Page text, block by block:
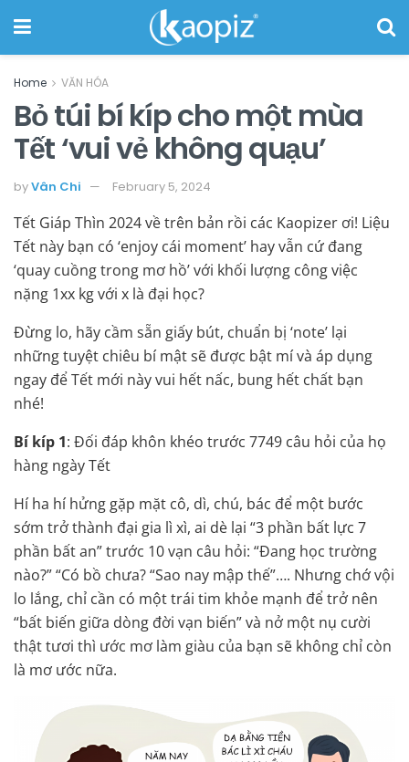
Home VĂN HÓA
Bỏ túi bí kíp cho một mùa
Tết ‘vui vẻ không quạu’
byVân Chi February 5, 2024
Tết Giáp Thìn 2024 về trên bản rồi các Kaopizer ơi! Liệu
Tết này bạn có ‘enjoy cái moment’ hay vẫn cứ đang
‘quay cuồng trong mơ hồ’ với khối lượng công việc
nặng 1xx kg với x là đại học?
Đừng lo, hãy cầm sẵn giấy bút, chuẩn bị ‘note’ lại
những tuyệt chiêu bí mật sẽ được bật mí và áp dụng
ngay để Tết mới này vui hết nấc, bung hết chất bạn
nhé!
Bí kíp 1: Đối đáp khôn khéo trước 7749 câu hỏi của họ
hàng ngày Tết
Hí ha hí hửng gặp mặt cô, dì, chú, bác để một bước
sớm trở thành đại gia lì xì, ai dè lại “3 phần bất lực 7
phần bất an” trước 10 vạn câu hỏi: “Đang học trường
nào?” “Có bồ chưa? “Sao nay mập thế”…. Nhưng chớ vội
lo lắng, chỉ cần có một trái tim khỏe mạnh để trở nên
“bất biến giữa dòng đời vạn biến” và nở một nụ cười
thật tươi thì ước mơ làm giàu của bạn sẽ không chỉ còn
là mơ ước nữa.